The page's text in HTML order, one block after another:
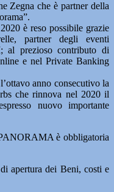
Zegna che è partner della
è reso possibile grazie
partner degli eventi
al prezioso contributo di
e nel Private Banking
anno consecutivo la
che rinnova nel 2020 il
nuovo importante
è obbligatoria
apertura dei Beni, costi e